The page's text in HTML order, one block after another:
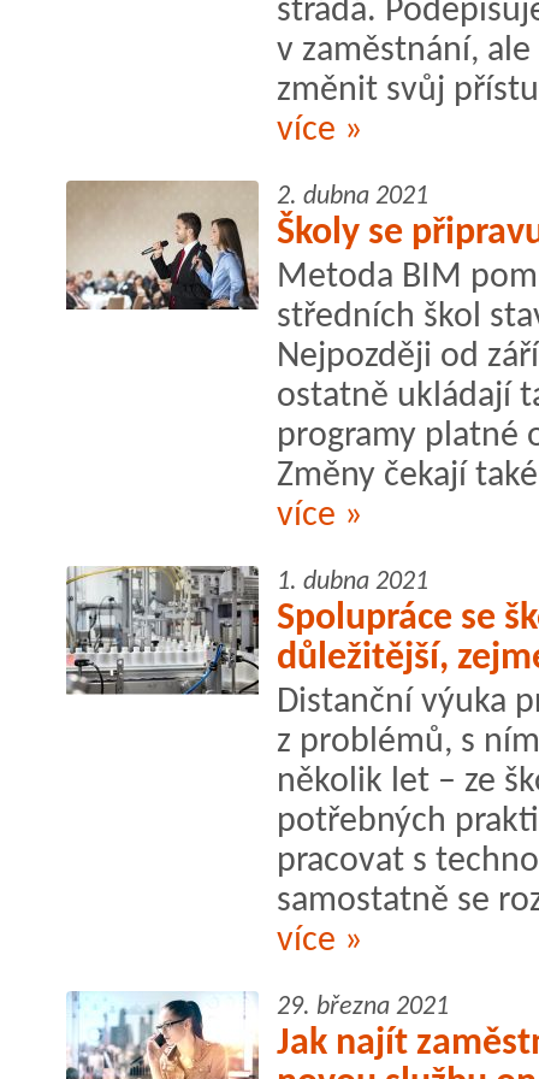
strádá.
v zaměstnání,
změnit svůj
více »
2. dubna 2021
Školy se
Metoda BIM
středních škol
Nejpozději od
ostatně ukládají
programy platné
Změny čekají
více »
1. dubna 2021
Spolupráce se
důležitější,
Distanční výuka
z problémů, s
několik let – ze
potřebných
pracovat s
samostatně se
více »
29. března 2021
Jak najít